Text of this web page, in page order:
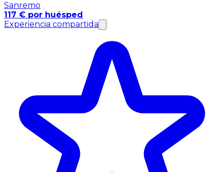
Sanremo
117 € por huésped
Experiencia compartida